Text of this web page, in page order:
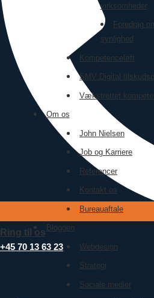
virksomheder
Foredrag
synlighed
Kompetenceløft
SMV:Digital
Vækstrettet
Om os
John Nielsen
Job og Karriere
Referencer
Kontakt os
Bureauaftale
Bloggen
Webdesign
Strategi
Sociale medier
Ring til os
+45 70 13 63 23